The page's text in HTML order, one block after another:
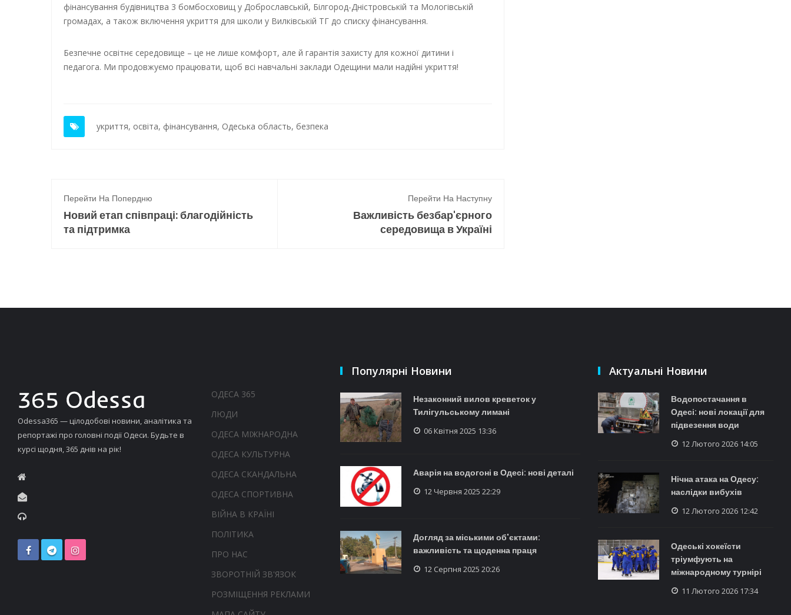
фінансування будівництва 3 бомбосховищ у Доброславській, Білгород-Дністровській та Мологівській
громадах, а також включення укриття для школи у Вилківській ТГ до списку фінансування.
Безпечне освітнє середовище – це не лише комфорт, але й гарантія захисту для кожної дитини і
педагога. Ми продовжуємо працювати, щоб всі навчальні заклади Одещини мали надійні укриття!
укриття, освіта, фінансування, Одеська область, безпека
Перейти На Попердню
Новий етап співпраці: благодійність
та підтримка
Перейти На Наступну
Важливість безбар'єрного
середовища в Україні
Odessa365 — цілодобові новини, аналітика та
репортажі про головні події Одеси. Будьте в
курсі щодня, 365 днів на рік!
ОДЕСА 365
ЛЮДИ
ОДЕСА МІЖНАРОДНА
ОДЕСА КУЛЬТУРНА
ОДЕСА СКАНДАЛЬНА
ОДЕСА СПОРТИВНА
ВІЙНА В КРАЇНІ
ПОЛІТИКА
ПРО НАС
ЗВОРОТНІЙ ЗВ'ЯЗОК
РОЗМІЩЕННЯ РЕКЛАМИ
Популярні Новини
Незаконний вилов креветок у
Тилігульському лимані
06 Квітня 2025 13:36
Аварія на водогоні в Одесі: нові деталі
12 Червня 2025 22:29
Догляд за міськими об'єктами:
важливість та щоденна праця
12 Серпня 2025 20:26
Актуальні Новини
Водопостачання в
Одесі: нові локації для
підвезення води
12 Лютого 2026 14:05
Нічна атака на Одесу:
наслідки вибухів
12 Лютого 2026 12:42
Одеські хокеїсти
тріумфують на
міжнародному турнірі
11 Лютого 2026 17:34